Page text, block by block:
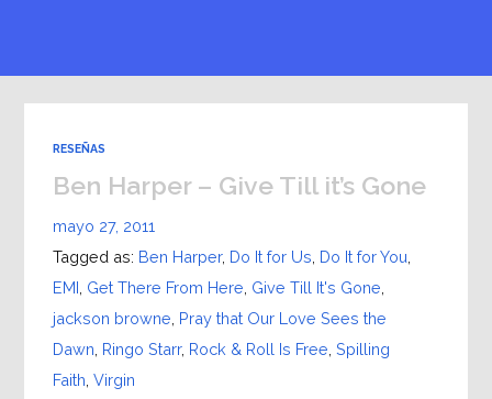
RESEÑAS
Ben Harper – Give Till it’s Gone
mayo 27, 2011
Tagged as: Ben Harper, Do It for Us Do It for You
EMI Get There From Here Give Till It's Gone
jackson browne Pray that Our Love Sees the
Dawn Ringo Starr, Rock & Roll Is Free Spilling
Faith Virgin